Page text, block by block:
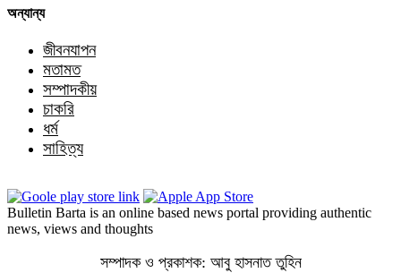
অন্যান্য
জীবনযাপন
মতামত
সম্পাদকীয়
চাকরি
ধর্ম
সাহিত্য
Bulletin Barta is an online based news portal providing authentic
news, views and thoughts
সম্পাদক ও প্রকাশক: আবু হাসনাত তুহিন